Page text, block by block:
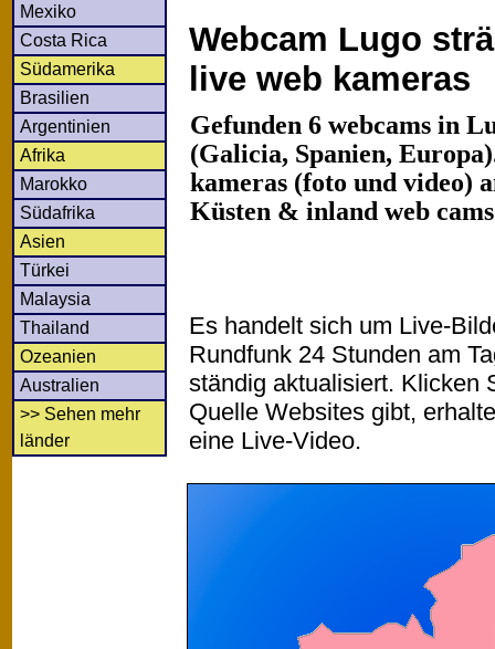
Mexiko
Costa Rica
Südamerika
Brasilien
Argentinien
Afrika
Marokko
Südafrika
Asien
Türkei
Malaysia
Thailand
Ozeanien
Australien
>> Sehen mehr
länder
Webcam Lugo
live web kameras
Gefunden 6 webcams in
(Galicia, Spanien,
kameras (foto und video)
Küsten & inland web
Es handelt sich um Live-
Rundfunk 24 Stunden am
ständig aktualisiert. Klicken
Quelle Websites gibt,
eine Live-Video.